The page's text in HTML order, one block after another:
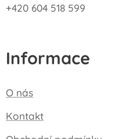
+420 604 518 599
Informace
O nás
Kontakt